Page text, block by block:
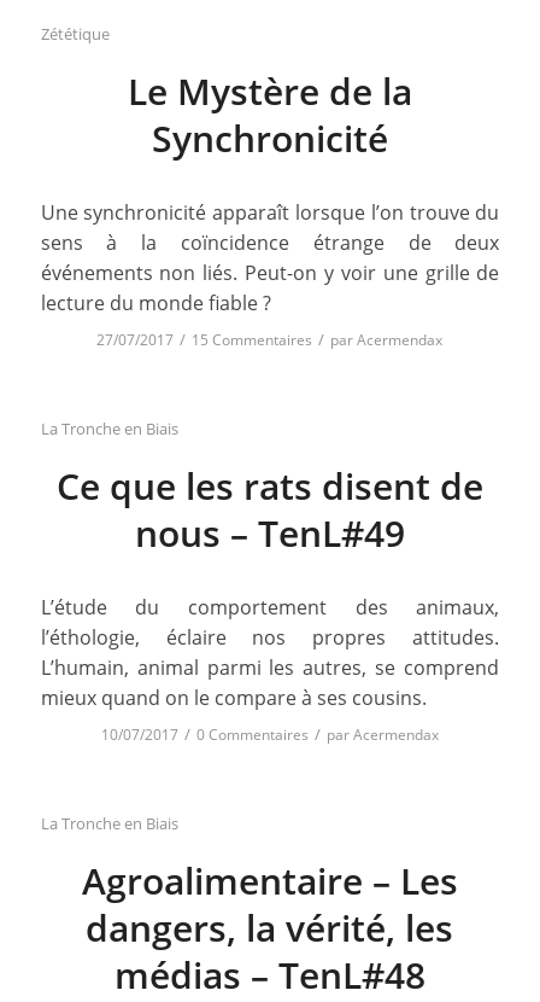
Zététique
Le Mystère de la
Synchronicité
Une synchronicité apparaît lorsque l’on trouve du
sens à la coïncidence étrange de deux
événements non liés. Peut-on y voir une grille de
lecture du monde fiable ?
27/07/2017 / 15 Commentaires / parAcermendax
La Tronche en Biais
Ce que les rats disent de
nous – TenL#49
L’étude du comportement des animaux,
l’éthologie, éclaire nos propres attitudes.
L’humain, animal parmi les autres, se comprend
mieux quand on le compare à ses cousins.
10/07/2017 / 0 Commentaires / parAcermendax
La Tronche en Biais
Agroalimentaire – Les
dangers, la vérité, les
médias – TenL#48